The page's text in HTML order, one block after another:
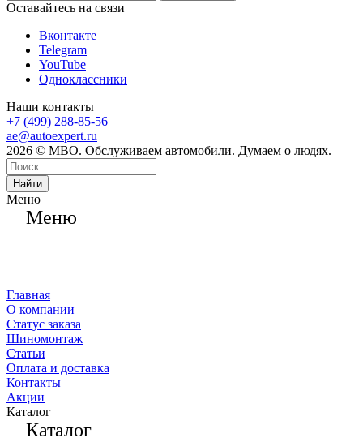
Оставайтесь на связи
Вконтакте
Telegram
YouTube
Одноклассники
Наши контакты
+7 (499) 288-85-56
ae@autoexpert.ru
2026 © МВО. Обслуживаем автомобили. Думаем о людях.
Найти
Меню
Меню
Главная
О компании
Статус заказа
Шиномонтаж
Статьи
Оплата и доставка
Контакты
Акции
Каталог
Каталог